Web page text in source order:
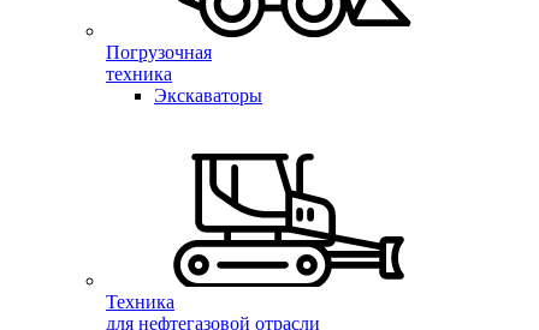
Погрузочная
техника
Экскаваторы
Техника
для нефтегазовой отрасли